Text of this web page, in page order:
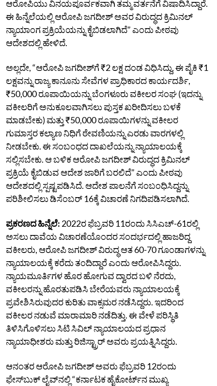
ಆರೋಪಿಯು ವಿನಯಪೂರ್ವಕವಾಗಿ ತಮ್ಮ ವರ್ತನೆಗೆ ವಿಷಾದಿಸಿದ್ದಾರೆ.
ಈ ಹಿನ್ನೆಲೆಯಲ್ಲಿ ಆರೋಪಿ ಜಗದೀಶ್‌ ಅವರ ವಿರುದ್ಧದ ಕ್ರಿಮಿನಲ್‌
ನ್ಯಾಯಾಂಗ ಪ್ರಕ್ರಿಯೆಯನ್ನು ಕೈಬಿಡಲಾಗಿದೆ” ಎಂದು ಪೀಠವು
ಆದೇಶದಲ್ಲಿ ಹೇಳಿದೆ.
ಅಲ್ಲದೇ, “ಆರೋಪಿ ಜಗದೀಶ್‌ಗೆ ₹2 ಲಕ್ಷ ದಂಡ ವಿಧಿಸಿದ್ದು, ಈ ಪೈಕಿ ₹1
ಲಕ್ಷವನ್ನು ರಾಜ್ಯ ಕಾನೂನು ಸೇವೆಗಳ ಪ್ರಾಧಿಕಾರದ ಕಾರ್ಯದರ್ಶಿ,
₹50,000 ರೂಪಾಯಿಯನ್ನು ಬೆಂಗಳೂರು ವಕೀಲರ ಸಂಘ (ಇದನ್ನು
ವಕೀಲರಿಗೆ ಅನುಕೂಲವಾಗಿಸಲು ಪುಸ್ತಕ ಖರೀದಿಸಲು ಬಳಕೆ
ಮಾಡಬೇಕು) ಮತ್ತು ₹50,000 ರೂಪಾಯಿಗಳನ್ನು ವಕೀಲರ
ಗುಮಾಸ್ತರ ಕಲ್ಯಾಣ ನಿಧಿಗೆ ಠೇವಣಿಯನ್ನು ಎರಡು ವಾರಗಳಲ್ಲಿ
ನೀಡಬೇಕು. ಈ ಸಂಬಂಧದ ದಾಖಲೆಯನ್ನು ನ್ಯಾಯಾಲಯಕ್ಕೆ
ಸಲ್ಲಿಸಬೇಕು. ಆ ಬಳಿಕ ಆರೋಪಿ ಜಗದೀಶ್‌ ವಿರುದ್ಧದ ಕ್ರಿಮಿನಲ್‌
ಪ್ರಕ್ರಿಯೆ ಕೈಬಿಡುವ ಆದೇಶ ಜಾರಿಗೆ ಬರಲಿದೆ” ಎಂದು ಪೀಠವು
ಆದೇಶದಲ್ಲಿ ಸ್ಪಷ್ಟಪಡಿಸಿದೆ. ಆದೇಶ ಪಾಲನೆಗೆ ಸಂಬಂಧಿಸಿದ್ದನ್ನು
ಪರಿಶೀಲಿಸಲು ಡಿಸೆಂಬರ್‌ 16ಕ್ಕೆ ವಿಚಾರಣೆ ನಿಗದಿಪಡಿಸಲಾಗಿದೆ.
ಪ್ರಕರಣದ ಹಿನ್ನೆಲೆ: 2022ರ ಫೆಬ್ರವರಿ 11ರಂದು ಸಿಸಿಎಚ್‌-61ರಲ್ಲಿ
ಅಸಲು ದಾವೆಯ ವಿಚಾರಣೆಯೊಂದರ ಸಂದರ್ಭದಲ್ಲಿ ಹಾಜರಿದ್ದ
ವಕೀಲರು, ಆರೋಪಿ ಜಗದೀಶ್‌ ವಿರುದ್ಧ ಆತ 60-70 ಗೂಂಡಾಗಳನ್ನು
ನ್ಯಾಯಾಲಯಕ್ಕೆ ಕರೆದು ತಂದಿದ್ದಾರೆ ಎಂದು ಆರೋಪಿಸಿದ್ದರು.
ನ್ಯಾಯಮೂರ್ತಿಗಳ ಹೊರ ಹೋಗುವ ದ್ವಾರದ ಬಳಿ ನೆರದು,
ವಕೀಲರನ್ನು ಹೊರತುಪಡಿಸಿ ಬೇರೆಯವರು ನ್ಯಾಯಾಲಯಕ್ಕೆ
ಪ್ರವೇಶಿಸಿರುವುದರ ಕುರಿತು ವಾಕ್ಸಮರ ನಡೆಸಿದ್ದರು. ಇದರಿಂದ
ವಕೀಲರ ನಡುವೆ ಮಾರಾಮಾರಿ ನಡೆದಿತ್ತು. ಈ ವೇಳೆ ಪರಿಸ್ಥಿತಿ
ತಿಳಿಸಿಗೊಳಿಸಲು ಸಿಟಿ ಸಿವಿಲ್‌ ನ್ಯಾಯಾಲಯದ ಪ್ರಧಾನ
ನ್ಯಾಯಾಧೀಶರು ಮತ್ತು ರಿಜಿಸ್ಟ್ರಾರ್‌ ಅವರು ಪ್ರಯತ್ನಿಸಿದ್ದರು.
ಆನಂತರ ಆರೋಪಿ ಜಗದೀಶ್‌ ಅವರು ಫೆಬ್ರವರಿ 12ರಂದು
ಫೇಸ್‌ಬುಕ್‌ ಲೈವ್‌ನಲ್ಲಿ “ಕರ್ನಾಟಕ ಹೈಕೋರ್ಟ್‌ನ ಮುಖ್ಯ